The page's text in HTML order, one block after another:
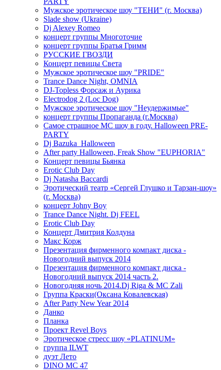
Мужское эротическое шоу "ТЕНИ" (г. Москва)
Slade show (Ukraine)
Dj Alexey Romeo
концерт группы Многоточие
концерт группы Братья Гримм
РУССКИЕ ГВОЗДИ
Концерт певицы Света
Мужское эротическое шоу "PRIDE"
Trance Dance Night, OMNIA
DJ-Topless Форсаж и Аурика
Electrodog 2 (Loc Dog)
Мужское эротическое шоу "Неудержимые"
концерт группы Пропаганда (г.Москва)
Самое страшное МС шоу в году. Halloween PRE-
PARTY
Dj Bazuka_Halloween
After party Halloween, Freak Show "EUPHORIA"
Концерт певицы Бьянка
Erotic Club Day
Dj Natasha Baccardi
Эротический театр «Сергей Глушко и Тарзан-шоу»
(г. Москва)
концерт Johny Boy
Trance Dance Night. Dj FEEL
Erotic Club Day
Концерт Дмитрия Колдуна
Макс Корж
Презентация фирменного компакт диска -
Новогодний выпуск 2014
Презентация фирменного компакт диска -
Новогодний выпуск 2014 часть 2.
Новогодняя ночь 2014.Dj Riga & MC Zali
Группа Краски(Оксана Ковалевская)
After Party New Year 2014
Данко
Планка
Проект Revel Boys
Эротическое стресс шоу «PLATINUM»
группа ILWT
дуэт Лето
DINO MC 47